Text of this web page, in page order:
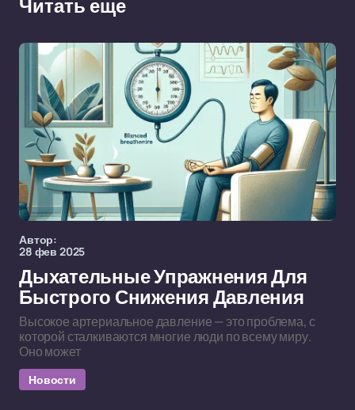
Читать еще
Автор:
28 фев 2025
Дыхательные Упражнения Для
Быстрого Снижения Давления
Высокое артериальное давление — это проблема, с
которой сталкиваются многие люди по всему миру.
Оно может
Новости